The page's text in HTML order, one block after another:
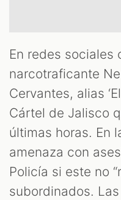
En redes sociales
narcotraficante
Cervantes, alias
Cártel de Jalisco
últimas horas. En
amenaza con
Policía si este no
subordinados.